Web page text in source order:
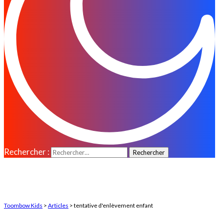
Rechercher :
Toombow Kids > Articles > tentative d'enlèvement enfant